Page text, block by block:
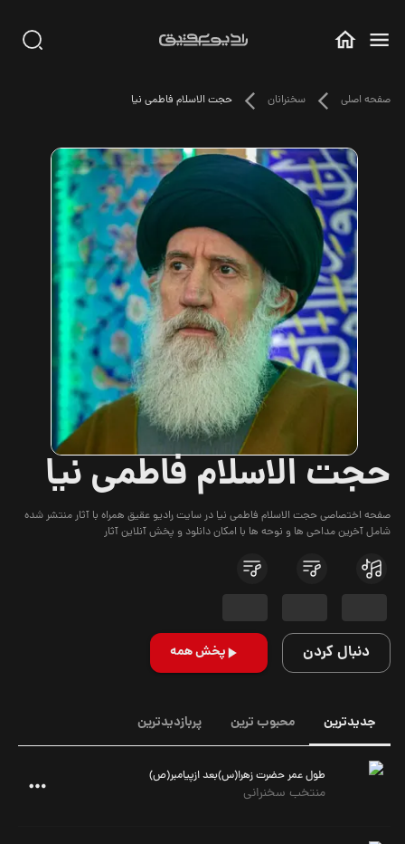
صفحه اصلی سخنرانان حجت الاسلام فاطمی نیا
حجت الاسلام فاطمی نیا
صفحه اختصاصی حجت الاسلام فاطمی نیا در سایت رادیو عقیق همراه با آثار منتشر شده
شامل آخرین مداحی ها و نوحه ها با امکان دانلود و پخش آنلاین آثار
دنبال کردن پخش همه
جدیدترین محبوب ترین پربازدیدترین
طول عمر حضرت زهرا(س)بعد ازپیامبر(ص)
منتخب سخنرانی